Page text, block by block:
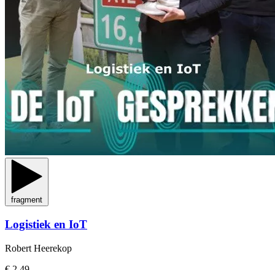
fragment
Logistiek en IoT
Robert Heerekop